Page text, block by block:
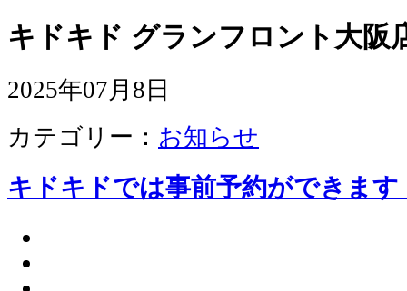
キドキド グランフロント大阪
2025年07月8日
カテゴリー： お知らせ
キドキドでは事前予約ができます